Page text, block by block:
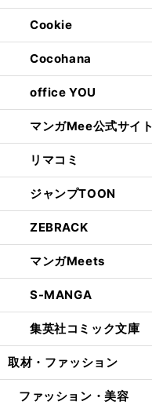
Cookie
Cocohana
office YOU
マンガMee公式サイト
リマコミ
ジャンプTOON
ZEBRACK
マンガMeets
S-MANGA
集英社コミック文庫
取材・ファッション
ファッション・美容